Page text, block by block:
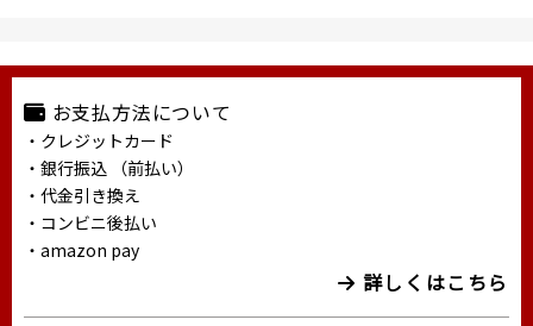
お支払方法について
・クレジットカード
・銀行振込 （前払い）
・代金引き換え
・コンビニ後払い
・amazon pay
詳しくはこちら